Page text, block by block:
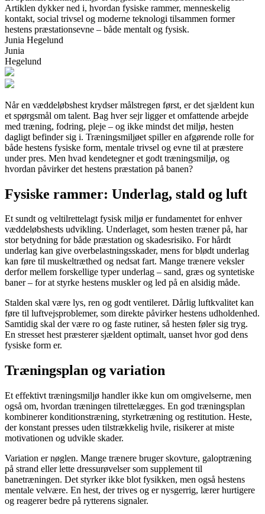
Artiklen dykker ned i, hvordan fysiske rammer, menneskelig
kontakt, social trivsel og moderne teknologi tilsammen former
hestens præstationsevne – både mentalt og fysisk.
Junia Hegelund
Junia
Hegelund
Når en væddeløbshest krydser målstregen først, er det sjældent kun
et spørgsmål om talent. Bag hver sejr ligger et omfattende arbejde
med træning, fodring, pleje – og ikke mindst det miljø, hesten
dagligt befinder sig i. Træningsmiljøet spiller en afgørende rolle for
både hestens fysiske form, mentale trivsel og evne til at præstere
under pres. Men hvad kendetegner et godt træningsmiljø, og
hvordan påvirker det hestens præstation på banen?
Fysiske rammer: Underlag, stald og luft
Et sundt og veltilrettelagt fysisk miljø er fundamentet for enhver
væddeløbshests udvikling. Underlaget, som hesten træner på, har
stor betydning for både præstation og skadesrisiko. For hårdt
underlag kan give overbelastningsskader, mens for blødt underlag
kan føre til muskeltræthed og nedsat fart. Mange trænere veksler
derfor mellem forskellige typer underlag – sand, græs og syntetiske
baner – for at styrke hestens muskler og led på en alsidig måde.
Stalden skal være lys, ren og godt ventileret. Dårlig luftkvalitet kan
føre til luftvejsproblemer, som direkte påvirker hestens udholdenhed.
Samtidig skal der være ro og faste rutiner, så hesten føler sig tryg.
En stresset hest præsterer sjældent optimalt, uanset hvor god dens
fysiske form er.
Træningsplan og variation
Et effektivt træningsmiljø handler ikke kun om omgivelserne, men
også om, hvordan træningen tilrettelægges. En god træningsplan
kombinerer konditionstræning, styrketræning og restitution. Heste,
der konstant presses uden tilstrækkelig hvile, risikerer at miste
motivationen og udvikle skader.
Variation er nøglen. Mange trænere bruger skovture, galoptræning
på strand eller lette dressurøvelser som supplement til
banetræningen. Det styrker ikke blot fysikken, men også hestens
mentale velvære. En hest, der trives og er nysgerrig, lærer hurtigere
og reagerer bedre på rytterens signaler.